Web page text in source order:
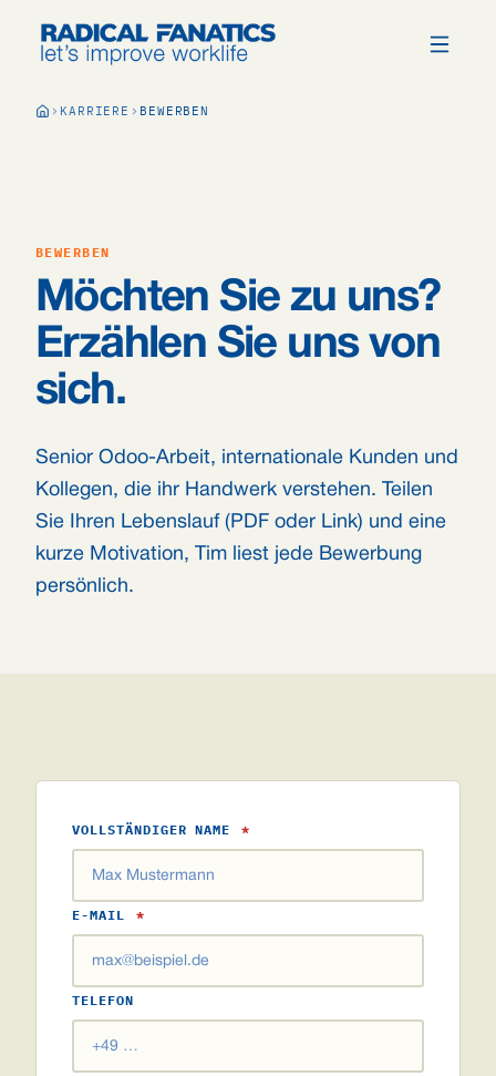
KARRIERE BEWERBEN
BEWERBEN
Möchten Sie zu uns?
Erzählen Sie uns von
sich.
Senior Odoo-Arbeit, internationale Kunden und
Kollegen, die ihr Handwerk verstehen. Teilen
Sie Ihren Lebenslauf (PDF oder Link) und eine
kurze Motivation, Tim liest jede Bewerbung
persönlich.
VOLLSTÄNDIGER NAME *
E-MAIL *
TELEFON